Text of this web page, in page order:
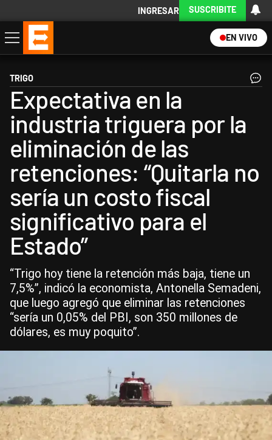
INGRESAR SUSCRIBITE
EN VIVO
Economía
Política
Internacional
Actualidad
Descargá la App
TRIGO
Expectativa en la
industria triguera por la
eliminación de las
retenciones: “Quitarla no
sería un costo fiscal
significativo para el
Estado”
“Trigo hoy tiene la retención más baja, tiene un
7,5%”, indicó la economista, Antonella Semadeni,
que luego agregó que eliminar las retenciones
“sería un 0,05% del PBI, son 350 millones de
dólares, es muy poquito”.